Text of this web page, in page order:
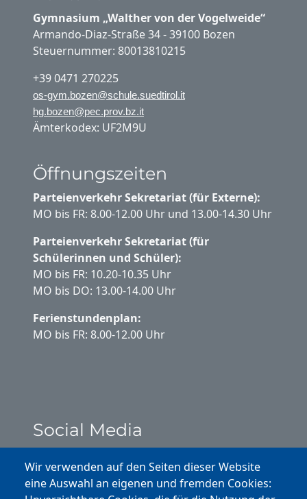
Wir verwenden auf den Seiten dieser Website
eine Auswahl an eigenen und fremden Cookies:
Gymnasium „Walther von der Vogelweide“
Armando-Diaz-Straße 34 - 39100 Bozen
Steuernummer: 80013810215
+39 0471 270225
os-gym.bozen@schule.suedtirol.it
hg.bozen@pec.prov.bz.it
Ämterkodex: UF2M9U
Öffnungszeiten
Parteienverkehr Sekretariat (für Externe):
MO bis FR: 8.00-12.00 Uhr und 13.00-14.30 Uhr
Parteienverkehr Sekretariat (für
Schülerinnen und Schüler):
MO bis FR: 10.20-10.35 Uhr
MO bis DO: 13.00-14.00 Uhr
Ferienstundenplan:
MO bis FR: 8.00-12.00 Uhr
Social Media
Instagram